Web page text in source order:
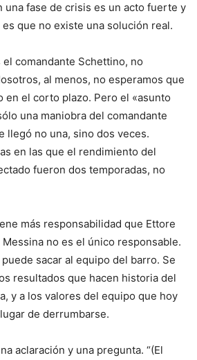
una fase de crisis es un acto fuerte y
que no existe una solución real.
comandante Schettino, no
al menos, no esperamos que
en el corto plazo. Pero el «asunto
una maniobra del comandante
llegó no una, sino dos veces.
en las que el rendimiento del
fueron dos temporadas, no
más responsabilidad que Ettore
no es el único responsable.
sacar al equipo del barro. Se
resultados que hacen historia del
y a los valores del equipo que hoy
de derrumbarse.
aclaración y una pregunta. “(El